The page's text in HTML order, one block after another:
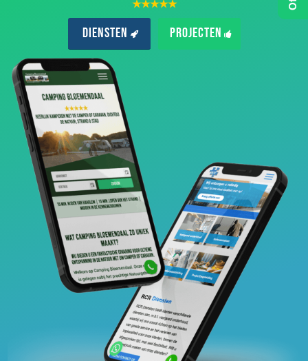
★★★★★
Diensten Projecten